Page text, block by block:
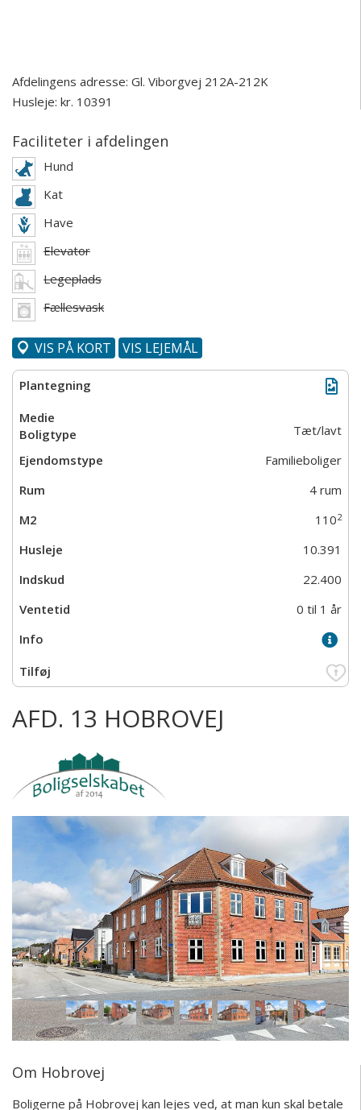
Afdelingens adresse: Gl. Viborgvej 212A-212K
Husleje: kr. 10391
Faciliteter i afdelingen
Hund
Kat
Have
Elevator
Legeplads
Fællesvask
VIS PÅ KORT VIS LEJEMÅL
Tæt/lavt
Familieboliger
4 rum
1102
10.391
22.400
0 til 1 år
AFD. 13 HOBROVEJ
Om Hobrovej
Boligerne på Hobrovej kan lejes ved, at man kun skal betale